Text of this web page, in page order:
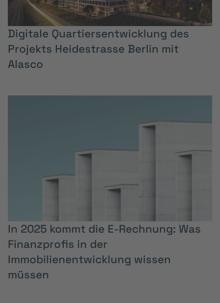
Digitale Quartiersentwicklung des
Projekts Heidestrasse Berlin mit
Alasco
In 2025 kommt die E-Rechnung: Was
Finanzprofis in der
Immobilienentwicklung wissen
müssen